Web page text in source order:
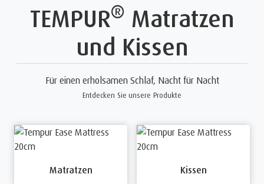
TEMPUR® Matratzen
und Kissen
Für einen erholsamen Schlaf, Nacht für Nacht
Entdecken Sie unsere Produkte
Matratzen Kissen